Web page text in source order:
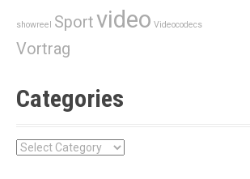
showreel Sportvideo Videocodecs
Vortrag
Categories
C